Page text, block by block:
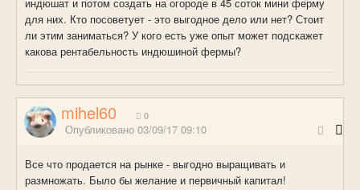
для них. Кто посоветует - это выгодное дело или нет? Стоит
ли этим заниматься? У кого есть уже опыт может подскажет
какова рентабельность индюшиной фермы?
mihel60 0
Опубликовано 03/09/17 09:10
Все что продается на рынке - выгодно выращивать и
размножать. Было бы желание и первичный капитал!